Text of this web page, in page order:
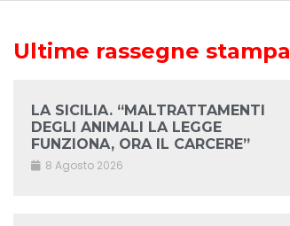
Ultime rassegne stampa
LA SICILIA. “MALTRATTAMENTI
DEGLI ANIMALI LA LEGGE
FUNZIONA, ORA IL CARCERE”
8 Agosto 2026